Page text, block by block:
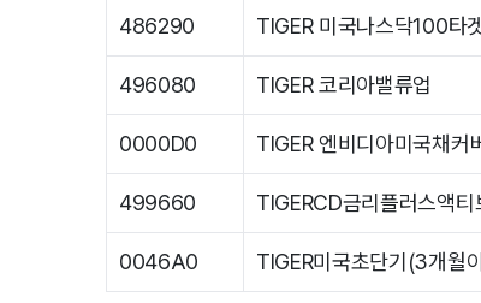
486290 TIGER 미국나스닥100타
496080 TIGER 코리아밸류업
0000D0 TIGER 엔비디아미국채커
499660 TIGERCD금리플러스액티
0046A0 TIGER미국초단기(3개월